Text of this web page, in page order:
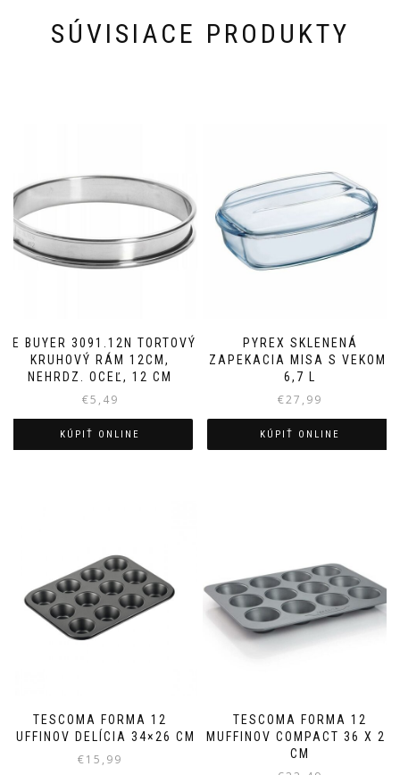
SÚVISIACE PRODUKTY
DE BUYER 3091.12N TORTOVÝ
KRUHOVÝ RÁM 12CM,
NEHRDZ. OCEĽ, 12 CM
€5,49
KÚPIŤ ONLINE
PYREX SKLENENÁ
ZAPEKACIA MISA S VEKOM,
6,7 L
€27,99
KÚPIŤ ONLINE
TESCOMA FORMA 12
MUFFINOV DELÍCIA 34×26 CM
€15,99
TESCOMA FORMA 12
MUFFINOV COMPACT 36 X 27
CM